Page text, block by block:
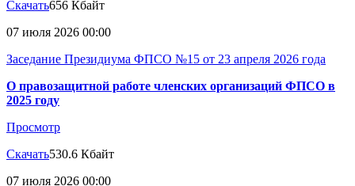
Скачать656 Кбайт
07 июля 2026 00:00
Заседание Президиума ФПСО №15 от 23 апреля 2026 года
О правозащитной работе членских организаций ФПСО в
2025 году
Просмотр
Скачать530.6 Кбайт
07 июля 2026 00:00